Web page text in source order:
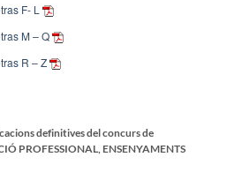
F- L
M – Q
R – Z
definitives del concurs de
PROFESSIONAL, ENSENYAMENTS